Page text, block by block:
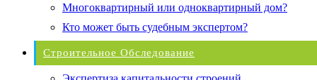
Многоквартирный или одноквартирный дом?
Кто может быть судебным экспертом?
Строительное Обследование